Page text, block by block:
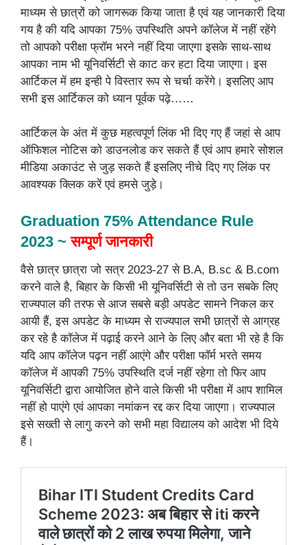
माध्यम से छात्रों को जागरूक किया जाता है एवं यह जानकारी दिया
गय है की यदि आपका 75% उपस्थिति अपने कॉलेज में नहीं रहेंगे
तो आपको परीक्षा फ्रॉम भरने नहीं दिया जाएगा इसके साथ-साथ
आपका नाम भी यूनिवर्सिटी से काट कर हटा दिया जाएगा। इस
आर्टिकल में हम इन्ही पे विस्तार रूप से चर्चा करेंगे। इसलिए आप
सभी इस आर्टिकल को ध्यान पूर्वक पढ़े……
आर्टिकल के अंत में कुछ महत्वपूर्ण लिंक भी दिए गए हैं जहां से आप
ऑफिशल नोटिस को डाउनलोड कर सकते हैं एवं आप हमारे सोशल
मीडिया अकाउंट से जुड़ सकते हैं इसलिए नीचे दिए गए लिंक पर
आवश्यक क्लिक करें एवं हमसे जुड़े।
Graduation 75% Attendance Rule
2023 ~ सम्पूर्ण जानकारी
वैसे छात्र छात्रा जो सत्र 2023-27 से B.A, B.sc & B.com
करने वाले है, बिहार के किसी भी यूनिवर्सिटी से तो उन सबके लिए
राज्यपाल की तरफ से आज सबसे बड़ी अपडेट सामने निकल कर
आयी हैं, इस अपडेट के माध्यम से राज्यपाल सभी छात्रों से आग्रह
कर रहे है कॉलेज में पढ़ाई करने आने के लिए और बता भी रहे है कि
यदि आप कॉलेज पढ़न नहीं आएंगे और परीक्षा फॉर्म भरते समय
कॉलेज में आपकी 75% उपस्थिति दर्ज नहीं रहेगा तो फिर आप
यूनिवर्सिटी द्वारा आयोजित होने वाले किसी भी परीक्षा में आप शामिल
नहीं हो पाएंगे एवं आपका नमांकन रद्द कर दिया जाएगा। राज्यपाल
इसे सख्ती से लागु करने को सभी महा विद्यालय को आदेश भी दिये
हैं।